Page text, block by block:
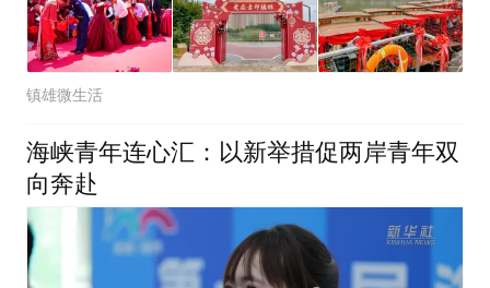
镇雄微生活
海峡青年连心汇：以新举措促两岸青年双
向奔赴